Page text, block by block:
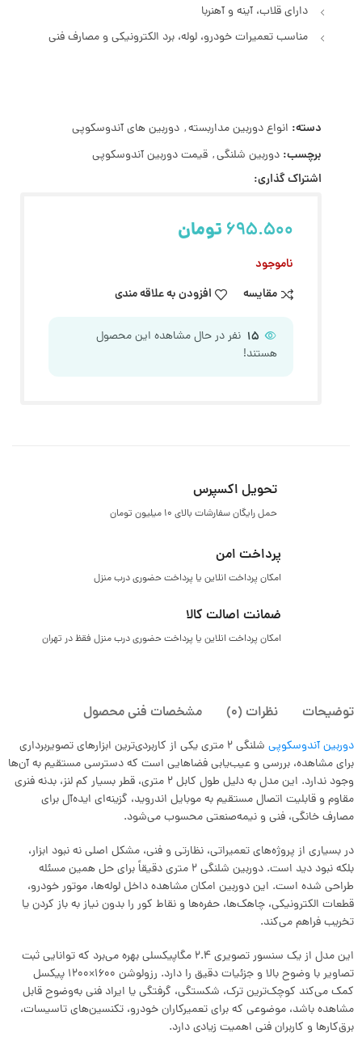
دارای قلاب، آینه و آهنربا
مناسب تعمیرات خودرو، لوله، برد الکترونیکی و مصارف فنی
دسته: انواع دوربین مداربسته, دوربین های آندوسکوپی
برچسب: دوربین شلنگی, قیمت دوربین آندوسکوپی
اشتراک گذاری:
695.500 تومان
ناموجود
مقایسه
افزودن به علاقه مندی
15 نفر در حال مشاهده این محصول
هستند!
تحویل اکسپرس
حمل رایگان سفارشات بالای ۱۰ میلیون تومان
پرداخت امن
امکان پرداخت انلاین یا پرداخت حضوری درب منزل
ضمانت اصالت کالا
امکان پرداخت انلاین یا پرداخت حضوری درب منزل فقظ در تهران
توضیحات نظرات (0) مشخصات فنی محصول
دوربین آندوسکوپی
شلنگی 2 متری یکی از کاربردی‌ترین ابزارهای تصویربرداری
برای مشاهده، بررسی و عیب‌یابی فضاهایی است که دسترسی مستقیم به آن‌ها
وجود ندارد. این مدل به دلیل طول کابل 2 متری، قطر بسیار کم لنز، بدنه فنری
مقاوم و قابلیت اتصال مستقیم به موبایل اندروید، گزینه‌ای ایده‌آل برای
مصارف خانگی، فنی و نیمه‌صنعتی محسوب می‌شود.
در بسیاری از پروژه‌های تعمیراتی، نظارتی و فنی، مشکل اصلی نه نبود ابزار،
بلکه نبود دید است. دوربین شلنگی 2 متری دقیقاً برای حل همین مسئله
طراحی شده است. این دوربین امکان مشاهده داخل لوله‌ها، موتور خودرو،
قطعات الکترونیکی، چاهک‌ها، حفره‌ها و نقاط کور را بدون نیاز به باز کردن یا
تخریب فراهم می‌کند.
این مدل از یک سنسور تصویری 2.4 مگاپیکسلی بهره می‌برد که توانایی ثبت
تصاویر با وضوح بالا و جزئیات دقیق را دارد. رزولوشن 1600×1200 پیکسل
کمک می‌کند کوچک‌ترین ترک، شکستگی، گرفتگی یا ایراد فنی به‌وضوح قابل
مشاهده باشد، موضوعی که برای تعمیرکاران خودرو، تکنسین‌های تاسیسات،
برق‌کارها و کاربران فنی اهمیت زیادی دارد.